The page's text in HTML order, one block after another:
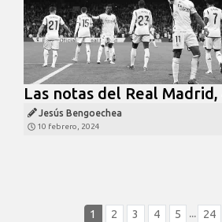
Las notas del Real Madrid,
Jesús Bengoechea
10 febrero, 2024
1 2 3 4 5 24